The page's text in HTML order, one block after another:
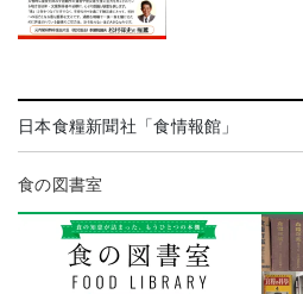
日本食糧新聞社「食情報館」
食の図書室